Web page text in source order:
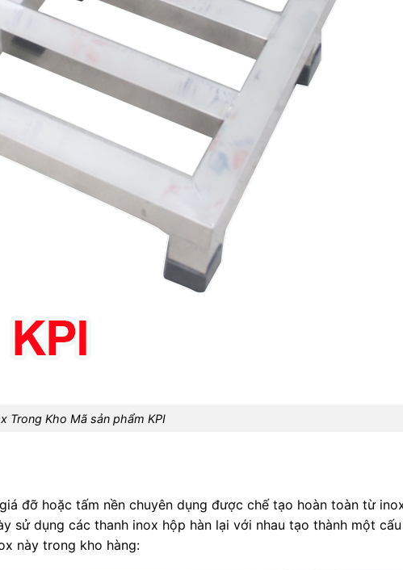
Trong Kho Mã sản phẩm KPI
đỡ hoặc tấm nền chuyên dụng được chế tạo hoàn toàn từ
sử dụng các thanh inox hộp hàn lại với nhau tạo thành một
này trong kho hàng: